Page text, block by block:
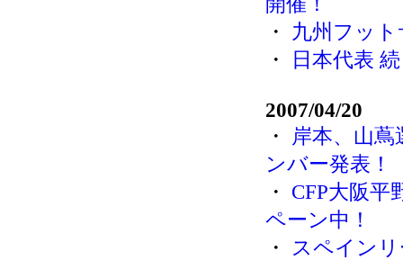
・ 九州フッ
・
日本代表
2007/04/20
・
岸本、山
ンバー発表！
・ CFP大阪
ペーン中！
・
スペイン